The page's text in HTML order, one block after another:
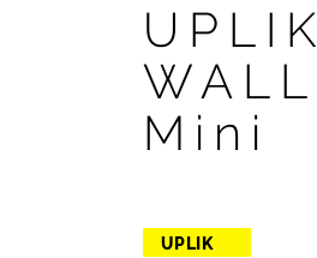
UPLIK
WALL
Mini
UPLIK